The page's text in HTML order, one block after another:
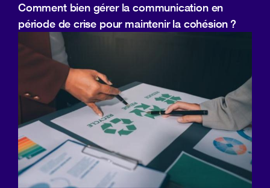
Comment bien gérer la communication en
période de crise pour maintenir la cohésion ?